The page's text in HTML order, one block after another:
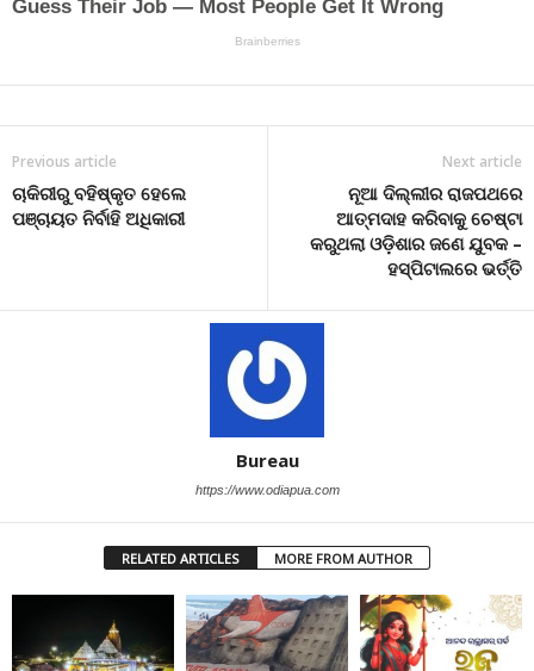
Previous article
ଚାକିରୀରୁ ବହିଷ୍କୃତ ହେଲେ
ପଞ୍ଚାୟତ ନିର୍ବାହି ଅଧିକାରୀ
Next article
ନୂଆ ଦିଲ୍ଲୀର ରାଜପଥରେ
ଆତ୍ମଦାହ କରିବାକୁ ଚେଷ୍ଟା
କରୁଥଲା ଓଡ଼ିଶାର ଜଣେ ଯୁବକ –
ହସ୍ପିଟାଲରେ ଭର୍ତ୍ତି
Bureau
https://www.odiapua.com
RELATED ARTICLES MORE FROM AUTHOR